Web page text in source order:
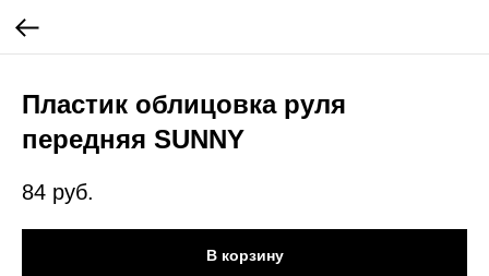
Пластик облицовка руля
передняя SUNNY
84 руб.
В корзину